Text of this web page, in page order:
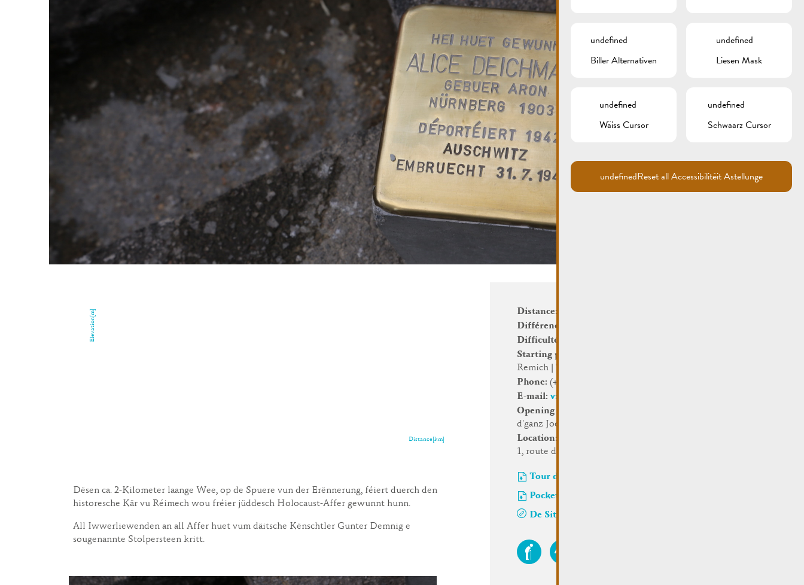
Elevation[m]
Distance[km]
Dësen ca. 2-Kilometer laange Wee, op de Spuere vun der Erënnerung, féiert duerch den
historesche Kär vu Réimech wou fréier jüddesch Holocaust-Affer gewunnt hunn.
All Iwwerliewenden an all Affer huet vum däitsche Kënschtler Gunter Demnig e
sougenannte Stolpersteen kritt.
Distance:
Différence de hauteur:
Difficulté:
Starting point:
Remich | Tourist Info
Phone: (+352) 27 07 54 16
E-mail:visit@remich.lu
Opening period:
d'ganz Joer iwwer op.
Location:
1, route du Vin
Tour de la Mémoire – Infos
Pocketguide III (2023)
De Site besichen
undefined
Biller Alternativen
undefined
Liesen Mask
undefined
Wäiss Cursor
undefined
Schwaarz Cursor
undefinedReset all Accessibilitéit Astellunge